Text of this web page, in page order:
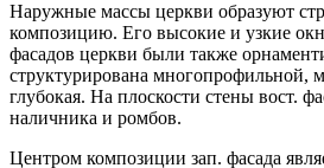
Наружные массы церкви образуют
композицию. Его высокие и узкие
фасадов церкви были также
структурирована многопрофильной,
глубокая. На плоскости стены вост.
наличника и ромбов.
Центром композиции зап. фасада